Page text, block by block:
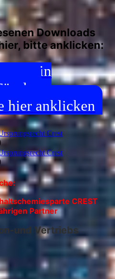
Downloads
bitte anklicken:
in
den
hier anklicken
Crest
Crest
CREST
Partner
und Vertriebs